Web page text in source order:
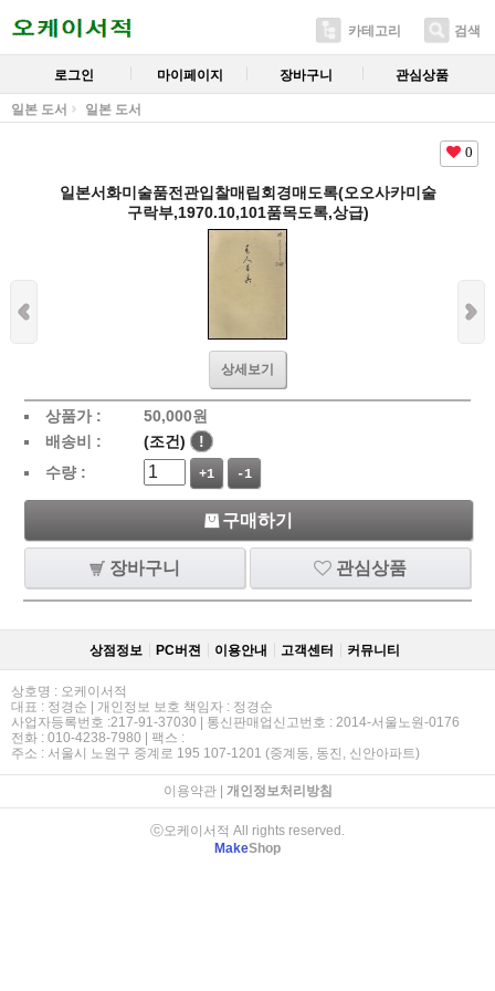
카테고리 검색
로그인 마이페이지 장바구니 관심상품
일본 도서 일본 도서
0
일본서화미술품전관입찰매립회경매도록(오오사카미술
구락부,1970.10,101품목도록,상급)
상세보기
상품가 : 50,000원
배송비 :
(조건)
!
수량 :
+1 -1
구매하기
장바구니 관심상품
상점정보 PC버젼 이용안내 고객센터 커뮤니티
상호명 : 오케이서적
대표 : 정경순 | 개인정보 보호 책임자 : 정경순
사업자등록번호 :217-91-37030 | 통신판매업신고번호 : 2014-서울노원-0176
전화 : 010-4238-7980 | 팩스 :
주소 : 서울시 노원구 중계로 195 107-1201 (중계동, 동진, 신안아파트)
이용약관| 개인정보처리방침
ⓒ오케이서적 All rights reserved.
MakeShop